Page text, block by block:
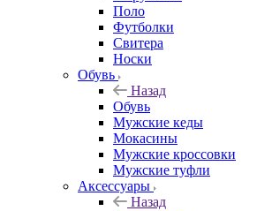
Поло
Футболки
Свитера
Носки
Обувь
Назад
Обувь
Мужские кеды
Мокасины
Мужские кроссовки
Мужские туфли
Аксессуары
Назад